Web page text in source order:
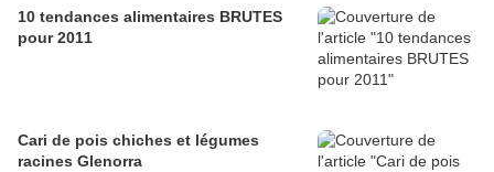
10 tendances alimentaires BRUTES
pour 2011
Cari de pois chiches et légumes
racines Glenorra